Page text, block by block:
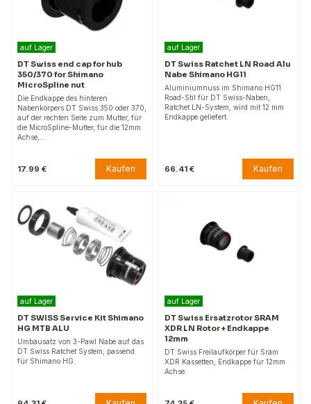
auf Lager
DT Swiss end cap for hub
350/370 for Shimano
MicroSpline nut
Die Endkappe des hinteren
Nabenkörpers DT Swiss 350 oder 370,
auf der rechten Seite zum Mutter, für
die MicroSpline-Mutter, für die 12mm
Achse,…
17.99 € Kaufen
auf Lager
DT Swiss Ratchet LN Road Alu
Nabe Shimano HG11
Aluminiumnuss im Shimano HG11
Road-Stil für DT Swiss-Naben,
Ratchet LN-System, wird mit 12 mm
Endkappe geliefert.
66.41 € Kaufen
auf Lager
DT SWISS Service Kit Shimano
HG MTB ALU
Umbausatz von 3-Pawl Nabe auf das
DT Swiss Ratchet System, passend
für Shimano HG.
auf Lager
DT Swiss Ersatzrotor SRAM
XDR LN Rotor + Endkappe
12mm
DT Swiss Freilaufkörper für Sram
XDR Kassetten, Endkappe für 12mm
Achse.